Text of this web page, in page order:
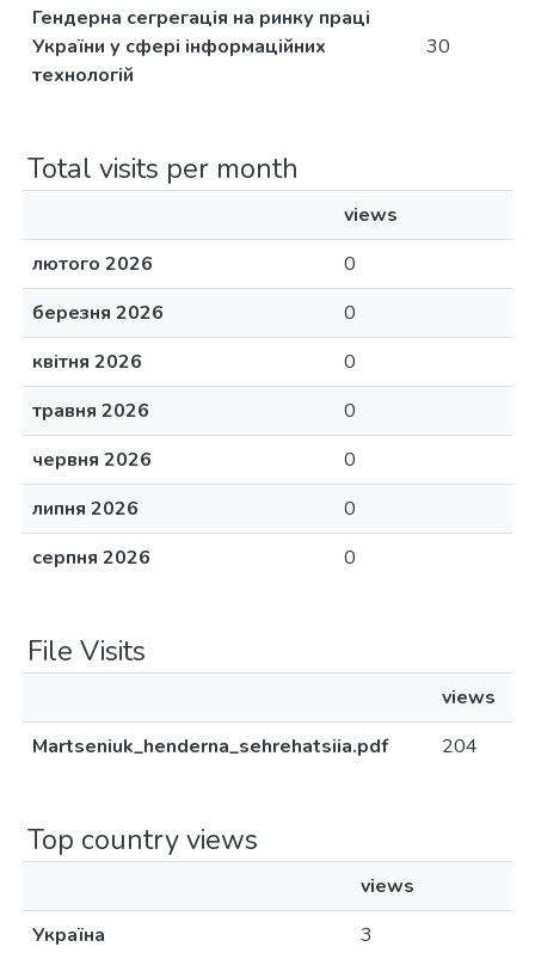
Гендерна сегрегація на ринку праці
України у сфері інформаційних
технологій
30
Total visits per month
views
лютого 2026
0
березня 2026
0
квітня 2026
0
травня 2026
0
червня 2026
0
липня 2026
0
серпня 2026
0
File Visits
views
Martseniuk_henderna_sehrehatsiia.pdf
204
Top country views
views
Україна
3